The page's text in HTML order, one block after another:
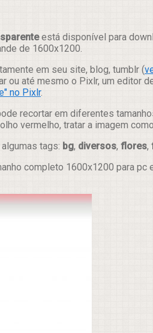
está disponível para
de 1600x1200.
em seu site, blog, tumblr (
ou até mesmo o Pixlr, um editor
no Pixlr.
recortar em diferentes
vermelho, tratar a imagem
tags: bg, diversos, flores,
completo 1600x1200 para